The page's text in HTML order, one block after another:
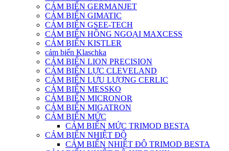
CẢM BIẾN GERMANJET
CẢM BIẾN GIMATIC
CẢM BIẾN GSEE-TECH
CẢM BIẾN HỒNG NGOẠI MAXCESS
CẢM BIẾN KISTLER
cảm biến Klaschka
CẢM BIẾN LION PRECISION
CẢM BIẾN LỰC CLEVELAND
CẢM BIẾN LƯU LƯỢNG CERLIC
CẢM BIẾN MESSKO
CẢM BIẾN MICRONOR
CẢM BIẾN MIGATRON
CẢM BIẾN MỨC
CẢM BIẾN MỨC TRIMOD BESTA
CẢM BIẾN NHIỆT ĐỘ
CẢM BIẾN NHIỆT ĐÔ TRIMOD BESTA